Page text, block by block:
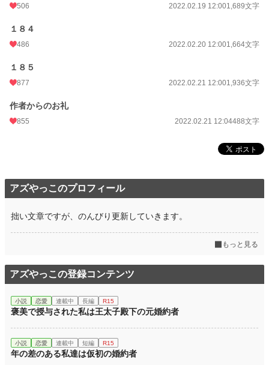
506 2022.02.19 12:001,689文字
１８４
486 2022.02.20 12:001,664文字
１８５
877 2022.02.21 12:001,936文字
作者からのお礼
855 2022.02.21 12:04488文字
アズやっこのプロフィール
拙い文章ですが、のんびり更新していきます。
もっと見る
アズやっこの登録コンテンツ
小説 恋愛 連載中 長編 R15
褒美で授与された私は王太子殿下の元婚約者
小説 恋愛 連載中 短編 R15
年の差のある私達は仮初の婚約者